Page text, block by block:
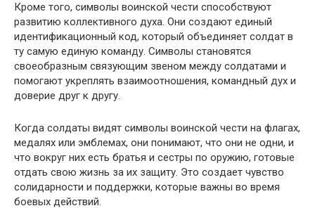
Кроме того, символы воинской чести способствуют
развитию коллективного духа. Они создают единый
идентификационный код, который объединяет солдат в
ту самую единую команду. Символы становятся
своеобразным связующим звеном между солдатами и
помогают укреплять взаимоотношения, командный дух и
доверие друг к другу.
Когда солдаты видят символы воинской чести на флагах,
медалях или эмблемах, они понимают, что они не одни, и
что вокруг них есть братья и сестры по оружию, готовые
отдать свою жизнь за их защиту. Это создает чувство
солидарности и поддержки, которые важны во время
боевых действий.